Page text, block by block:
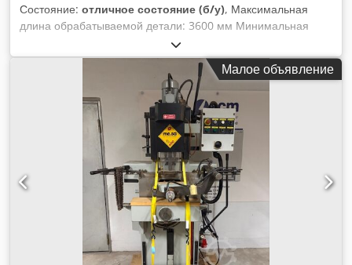
Состояние: отличное состояние (б/у), Максимальная
длина обрабатываемой детали: 3600 мм Минимальная
длина обрабатываемой детали: 350 мм Максимальная
ширина обрабатываемой детали: 200 мм Минимальная
ширина обрабатываемой детали: 70 мм Максимальная
высота обрабатываемой детали: 100 мм Минимальная
высота обрабатываемой детали: 25 мм Общая высота
станка: 1900 мм Минимальная высота рабочего стола: 950
мм Длина направляющих рабочего стола: 4000 мм Ширина
направляющей рабочего стола: 170 мм Общая длина
направляющей для блока циркулярных пил: 110 мм
Максимальный ход стола: 110 мм Максимальный ход
сверлильных голов: 150 мм Количество сверлильных
шпинделей: 5 шт. (шаг 32 мм) Диаметр циркулярной пилы:
350 мм Мотор сверлильных голов: 2x1,5 л.с. Мотор
циркулярной пилы: 2x3 л.с. Dodpfoxvmttex Am Dewa
Малое объявление